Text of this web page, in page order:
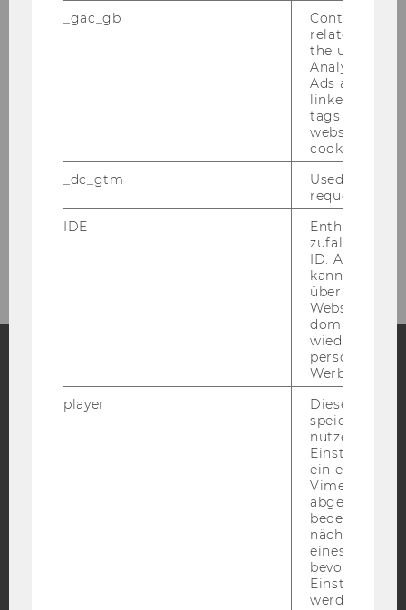
Medienberichte
Unsere Social Media Kanäle
LinkedIn
FacebookInstagramBlog
Bluesky
BARRIEREFREIHEITSERKLÄRUNG WEBSEITE
_gac_gb
Contains
related
the user. If
Analytics and
Ads accounts
linked, the
tags on the
website read
cookie.
_dc_gtm
Used to
request rate.
IDE
Enthält eine
ID. Anhand
kann Google
über
Websites
Werbung
player
Dieses Cookie
speichert
ein
Vimeo-Video
abgespielt
bedeutet,
nächsten
eines Vimeo-
bevorzugten
werden.